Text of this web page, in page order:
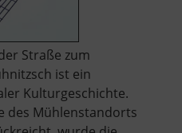
Straße zum
ist ein
Kulturgeschichte.
des Mühlenstandorts